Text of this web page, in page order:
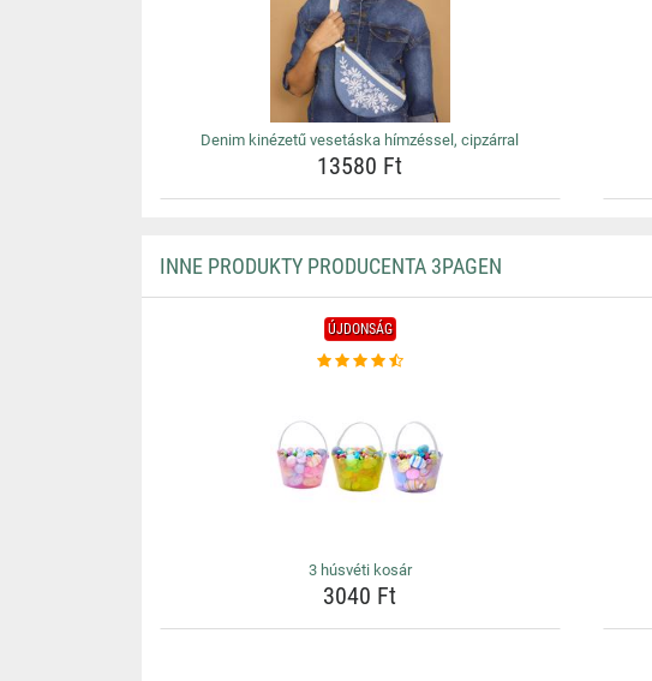
Denim kinézetű vesetáska hímzéssel, cipzárral
13580 Ft
INNE PRODUKTY PRODUCENTA 3PAGEN
ÚJDONSÁG
3 húsvéti kosár
3040 Ft